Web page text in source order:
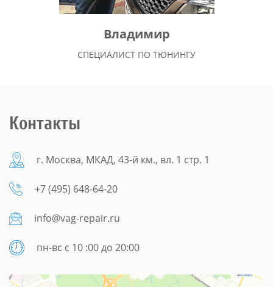
Владимир
СПЕЦИАЛИСТ ПО ТЮНИНГУ
Контакты
г. Москва, МКАД, 43-й км., вл. 1 стр. 1
+7 (495) 648-64-20
info@vag-repair.ru
пн-вс с 10 :00 до 20:00